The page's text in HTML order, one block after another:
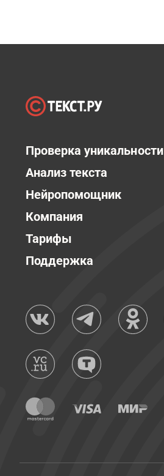
Проверка уникальности
Анализ текста
Нейропомощник
Компания
Тарифы
Поддержка